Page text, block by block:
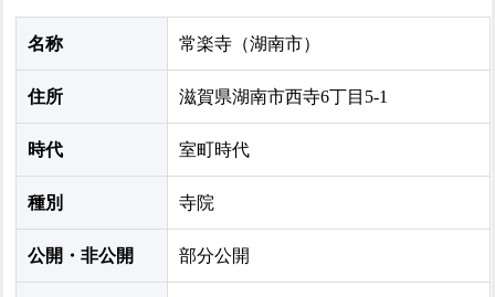
名称 常楽寺（湖南市）
住所 滋賀県湖南市西寺6丁目5-1
時代 室町時代
種別 寺院
公開・非公開 部分公開